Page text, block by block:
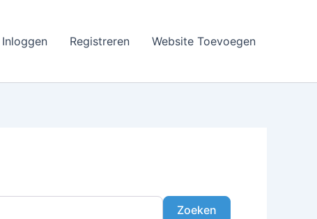
Inloggen Registreren Website Toevoegen
ZoekenZoeken